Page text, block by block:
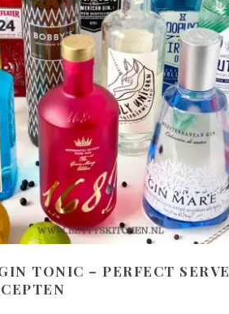
TONIC – PERFECT SERVE